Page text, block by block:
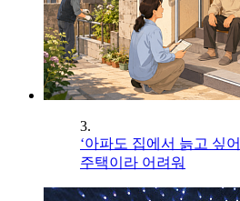
3.
‘아파도 집에서 늙고 싶
주택이라 어려워